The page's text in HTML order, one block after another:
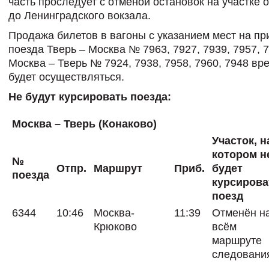
до Ленинградского вокзала.
Продажа билетов в вагоны с указанием мест на
поезда Тверь – Москва № 7963, 7927, 7939, 7957,
Москва – Тверь № 7924, 7938, 7958, 7960, 7948
будет осуществляться.
Не будут курсировать поезда:
Москва – Тверь (Конаково)
№
поезда
Отпр. Маршрут Приб.
Участок,
котором
будет
поезд
6344
10:46
Москва-
Крюково
11:39
Отменён
всём
маршруте